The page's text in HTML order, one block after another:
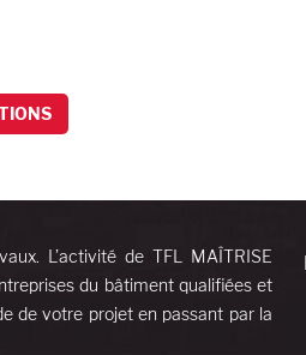
L’activité de TFL MAÎTRISE
du bâtiment qualifiées et
de votre projet en passant par la